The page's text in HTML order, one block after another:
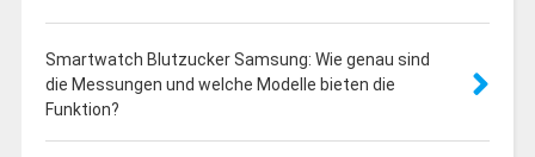
Smartwatch Blutzucker Samsung: Wie genau sind
die Messungen und welche Modelle bieten die
Funktion?